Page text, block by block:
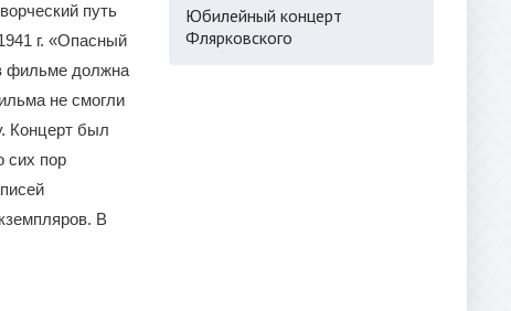
путь
г. «Опасный
фильме должна
не смогли
Концерт был
сих пор
В
Юбилейный концерт
Флярковского